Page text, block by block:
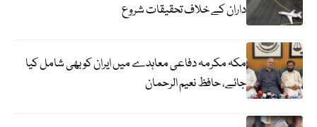
داران کے خلاف تحقیقات شروع
مکہ مکرمہ دفاعی معاہدے میں ایران کو بھی شامل کیا
جائے، حافظ نعیم الرحمان